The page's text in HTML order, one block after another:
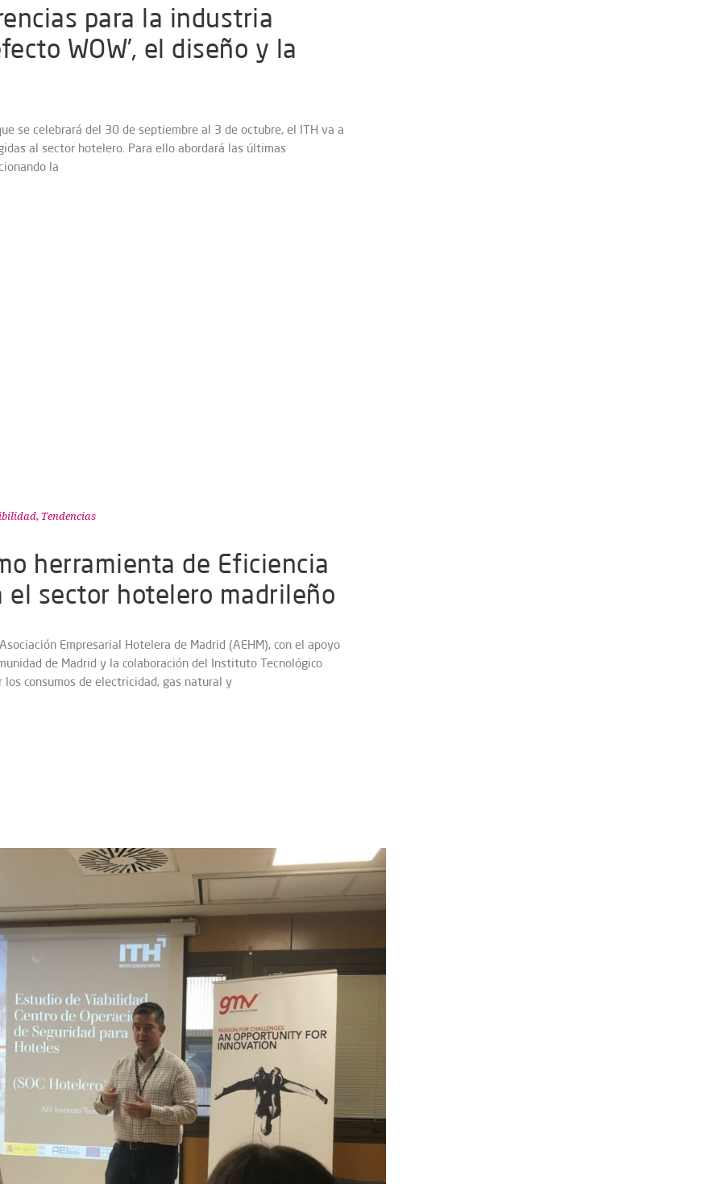
para la industria
WOW’, el diseño y la
se celebrará del 30 de septiembre al 3 de octubre, el ITH va a
al sector hotelero. Para ello abordará las últimas
la
, Tendencias
herramienta de Eficiencia
el sector hotelero madrileño
Empresarial Hotelera de Madrid (AEHM), con el apoyo
de Madrid y la colaboración del Instituto Tecnológico
consumos de electricidad, gas natural y